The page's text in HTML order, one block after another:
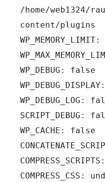
/home/web1324/
content/plugins
WP_MEMORY_LIMIT:
WP_DEBUG: false
WP_DEBUG_LOG:
SCRIPT_DEBUG:
WP_CACHE: false
COMPRESS_CSS: